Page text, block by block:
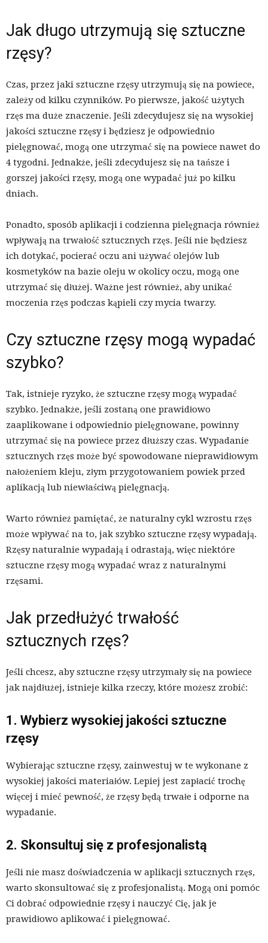
Jak długo utrzymują się sztuczne
rzęsy?
Czas, przez jaki sztuczne rzęsy utrzymują się na powiece,
zależy od kilku czynników. Po pierwsze, jakość użytych
rzęs ma duże znaczenie. Jeśli zdecydujesz się na wysokiej
jakości sztuczne rzęsy i będziesz je odpowiednio
pielęgnować, mogą one utrzymać się na powiece nawet do
4 tygodni. Jednakże, jeśli zdecydujesz się na tańsze i
gorszej jakości rzęsy, mogą one wypadać już po kilku
dniach.
Ponadto, sposób aplikacji i codzienna pielęgnacja również
wpływają na trwałość sztucznych rzęs. Jeśli nie będziesz
ich dotykać, pocierać oczu ani używać olejów lub
kosmetyków na bazie oleju w okolicy oczu, mogą one
utrzymać się dłużej. Ważne jest również, aby unikać
moczenia rzęs podczas kąpieli czy mycia twarzy.
Czy sztuczne rzęsy mogą wypadać
szybko?
Tak, istnieje ryzyko, że sztuczne rzęsy mogą wypadać
szybko. Jednakże, jeśli zostaną one prawidłowo
zaaplikowane i odpowiednio pielęgnowane, powinny
utrzymać się na powiece przez dłuższy czas. Wypadanie
sztucznych rzęs może być spowodowane nieprawidłowym
nałożeniem kleju, złym przygotowaniem powiek przed
aplikacją lub niewłaściwą pielęgnacją.
Warto również pamiętać, że naturalny cykl wzrostu rzęs
może wpływać na to, jak szybko sztuczne rzęsy wypadają.
Rzęsy naturalnie wypadają i odrastają, więc niektóre
sztuczne rzęsy mogą wypadać wraz z naturalnymi
rzęsami.
Jak przedłużyć trwałość
sztucznych rzęs?
Jeśli chcesz, aby sztuczne rzęsy utrzymały się na powiece
jak najdłużej, istnieje kilka rzeczy, które możesz zrobić:
1. Wybierz wysokiej jakości sztuczne
rzęsy
Wybierając sztuczne rzęsy, zainwestuj w te wykonane z
wysokiej jakości materiałów. Lepiej jest zapłacić trochę
więcej i mieć pewność, że rzęsy będą trwałe i odporne na
wypadanie.
2. Skonsultuj się z profesjonalistą
Jeśli nie masz doświadczenia w aplikacji sztucznych rzęs,
warto skonsultować się z profesjonalistą. Mogą oni pomóc
Ci dobrać odpowiednie rzęsy i nauczyć Cię, jak je
prawidłowo aplikować i pielęgnować.